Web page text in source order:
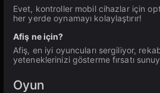
Evet, kontroller mobil cihazlar için
her yerde oynamayı kolaylaştırır!
Afiş ne için?
Afiş, en iyi oyuncuları sergiliyor,
yeteneklerinizi gösterme fırsatı
Oyun